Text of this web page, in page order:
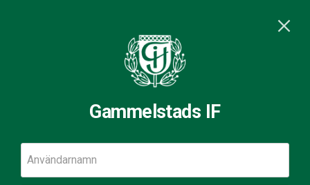
Gammelstads IF
Användarnamn